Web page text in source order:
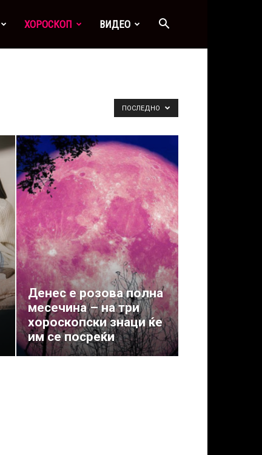
ХОРОСКОП ВИДЕО
ПОСЛЕДНО
Денес е розова полна
месечина – на три
хороскопски знаци ќе
им се посреќи